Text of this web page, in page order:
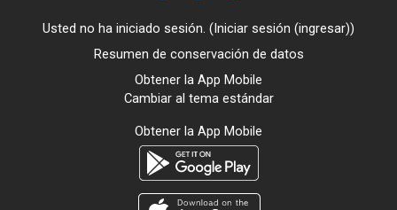
Usted no ha iniciado sesión. (Iniciar sesión (ingresar))
Resumen de conservación de datos
Obtener la App Mobile
Cambiar al tema estándar
Obtener la App Mobile